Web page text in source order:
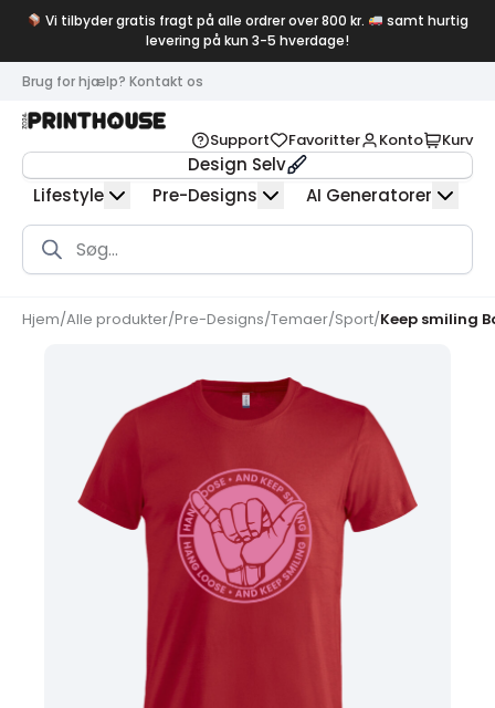
Vi tilbyder gratis fragt på alle ordrer over 800 kr.
samt hurtig
levering på kun 3-5 hverdage!
Brug for hjælp? Kontakt os
Support Favoritter Konto Kurv
Design Selv
Lifestyle
Pre-Designs AI Generatorer
Products
search
Hjem/Alle produkter/Pre-Designs/Temaer/Sport/Keep smiling